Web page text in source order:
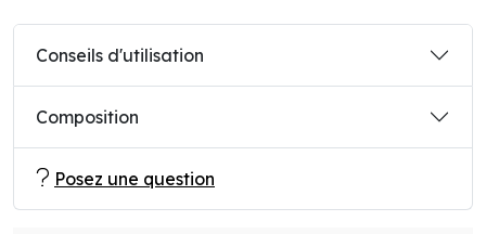
Conseils d'utilisation
Composition
Posez une question